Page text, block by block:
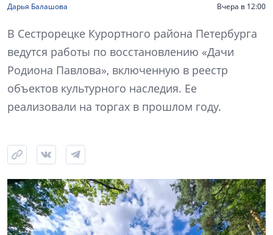
Дарья Балашова Вчера в 12:00
В Сестрорецке Курортного района Петербурга
ведутся работы по восстановлению «Дачи
Родиона Павлова», включенную в реестр
объектов культурного наследия. Ее
реализовали на торгах в прошлом году.